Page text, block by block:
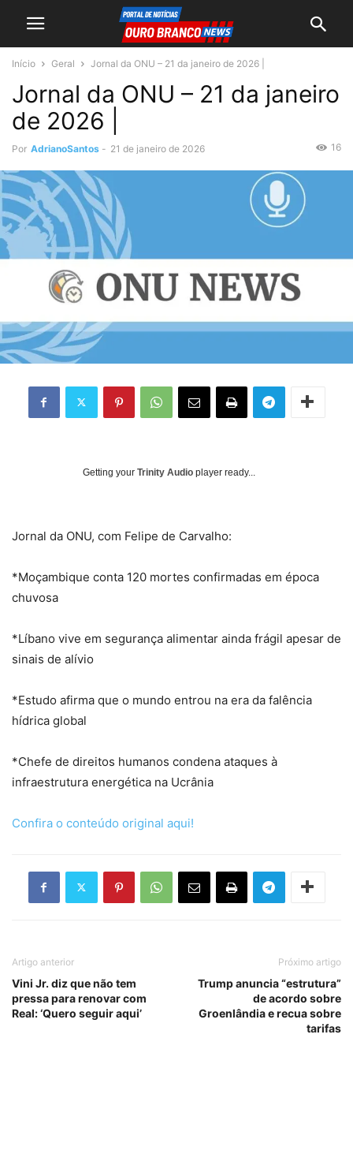
Início Geral Jornal da ONU – 21 da janeiro de 2026 |
Jornal da ONU – 21 da janeiro
de 2026 |
Por AdrianoSantos - 21 de janeiro de 2026 16
Getting your Trinity Audio player ready...
Jornal da ONU, com Felipe de Carvalho:
*Moçambique conta 120 mortes confirmadas em época
chuvosa
*Líbano vive em segurança alimentar ainda frágil apesar de
sinais de alívio
*Estudo afirma que o mundo entrou na era da falência
hídrica global
*Chefe de direitos humanos condena ataques à
infraestrutura energética na Ucrânia
Confira o conteúdo original aqui!
Artigo anterior
Vini Jr. diz que não tem
pressa para renovar com
Real: ‘Quero seguir aqui’
Próximo artigo
Trump anuncia “estrutura”
de acordo sobre
Groenlândia e recua sobre
tarifas